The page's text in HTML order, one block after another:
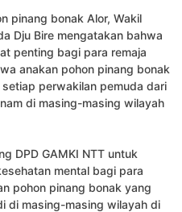
pinang bonak Alor, Wakil
Dju Bire mengatakan bahwa
penting bagi para remaja
anakan pohon pinang bonak
perwakilan pemuda dari
di masing-masing wilayah
DPD GAMKI NTT untuk
mental bagi para
pohon pinang bonak yang
di masing-masing wilayah di